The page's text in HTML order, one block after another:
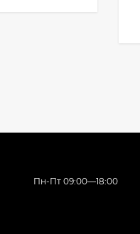
Пн-Пт 09:00—18:00